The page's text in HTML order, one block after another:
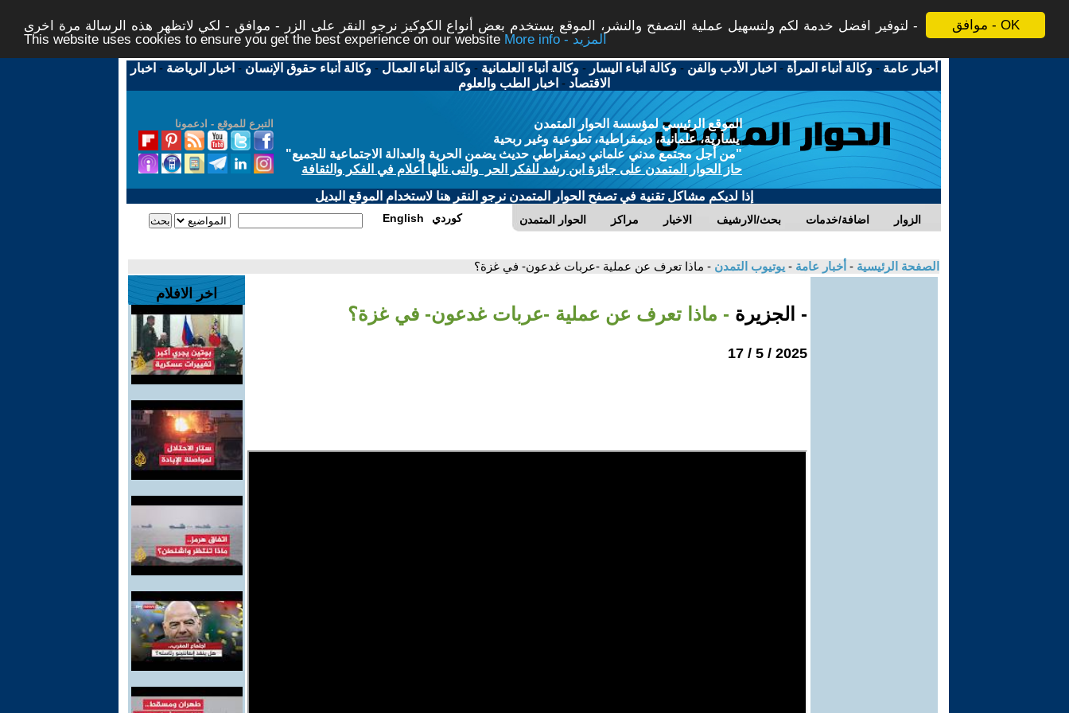
موافق - OK
لتوفير افضل خدمة لكم ولتسهيل عملية التصفح والنشر، الموقع يستخدم بعض أنواع الكوكيز نرجو النقر على الزر - موافق - لكي لاتظهر هذه الرسالة مرة اخرى -
This website uses cookies to ensure you get the best experience on our website
More info - المزيد
أخبار عامة -وكالة أنباء المرأة - اخبار الأدب والفن -وكالة أنباء اليسار -وكالة أنباء العلمانية -وكالة أنباء العمال -وكالة أنباء حقوق الإنسان - اخبار الرياضة - اخبار
الاقتصاد - اخبار الطب والعلوم
التبرع للموقع - ادعمونا
الموقع الرئيسي لمؤسسة الحوار المتمدن
يسارية، علمانية، ديمقراطية، تطوعية وغير ربحية
"من أجل مجتمع مدني علماني ديمقراطي حديث يضمن الحرية والعدالة الاجتماعية للجميع"
حاز الحوار المتمدن على جائزة ابن رشد للفكر الحر والتى نالها أعلام في الفكر والثقافة
إذا لديكم مشاكل تقنية في تصفح الحوار المتمدن نرجو النقر هنا لاستخدام الموقع البديل
الحوار المتمدن مراكز الاخبار بحث/الارشيف اضافة/خدمات الزوار English كوردي
الصفحة الرئيسية - أخبار عامة - يوتيوب التمدن - ماذا تعرف عن عملية -عربات غدعون- في غزة؟
- الجزيرة - ماذا تعرف عن عملية -عربات غدعون- في غزة؟
2025 / 5 / 17
اخر الافلام